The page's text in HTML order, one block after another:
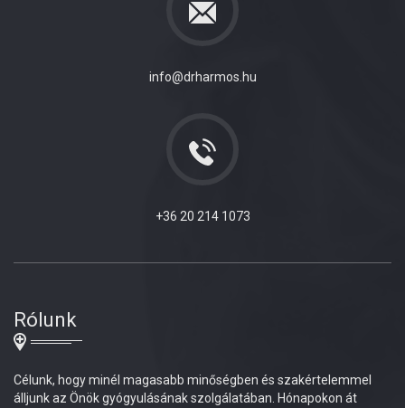
info@drharmos.hu
+36 20 214 1073
Rólunk
Célunk, hogy minél magasabb minőségben és szakértelemmel
álljunk az Önök gyógyulásának szolgálatában. Hónapokon át